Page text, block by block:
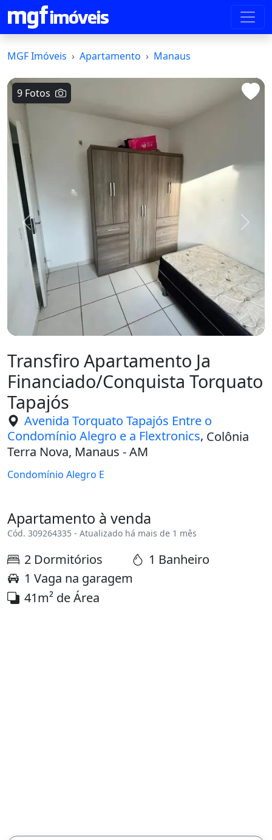
MGF Imóveis Apartamento Manaus
9 Fotos
Voltar
Transfiro Apartamento Ja
Financiado/Conquista Torquato
Tapajós
Avenida Torquato Tapajós Entre o
Condomínio Alegro e a Flextronics, Colônia
Terra Nova, Manaus - AM
Condomínio Alegro E
Apartamento à venda
Cód. 309264335 - Atualizado há mais de 1 mês
2 Dormitórios
1 Banheiro
1 Vaga na garagem
41m² de Área